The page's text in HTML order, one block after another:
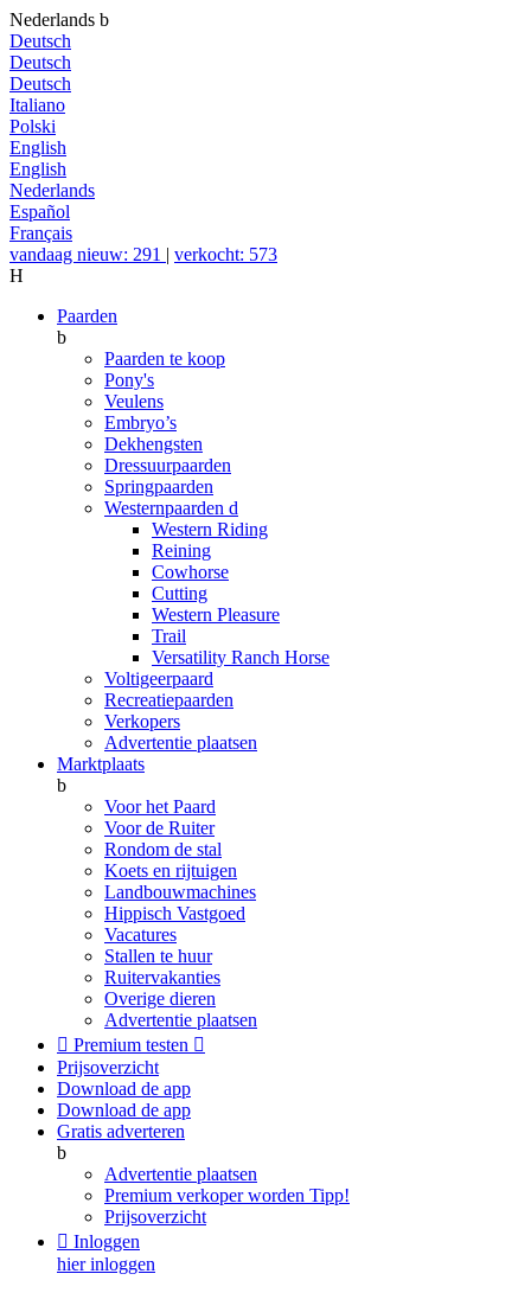
Nederlands b
Deutsch
Deutsch
Deutsch
Italiano
Polski
English
English
Nederlands
Español
Français
vandaag nieuw: 291 | verkocht: 573
H
Paarden
b
Paarden te koop
Pony's
Veulens
Embryo’s
Dekhengsten
Dressuurpaarden
Springpaarden
Westernpaarden d
Western Riding
Reining
Cowhorse
Cutting
Western Pleasure
Trail
Versatility Ranch Horse
Voltigeerpaard
Recreatiepaarden
Verkopers
Advertentie plaatsen
Marktplaats
b
Voor het Paard
Voor de Ruiter
Rondom de stal
Koets en rijtuigen
Landbouwmachines
Hippisch Vastgoed
Vacatures
Stallen te huur
Ruitervakanties
Overige dieren
Advertentie plaatsen
 Premium testen 
Prijsoverzicht
Download de app
Download de app
Gratis adverteren
b
Advertentie plaatsen
Premium verkoper worden Tipp!
Prijsoverzicht
 Inloggen
hier inloggen